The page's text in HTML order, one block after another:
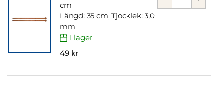
cm
Längd: 35 cm, Tjocklek: 3,0
mm
I lager
49 kr